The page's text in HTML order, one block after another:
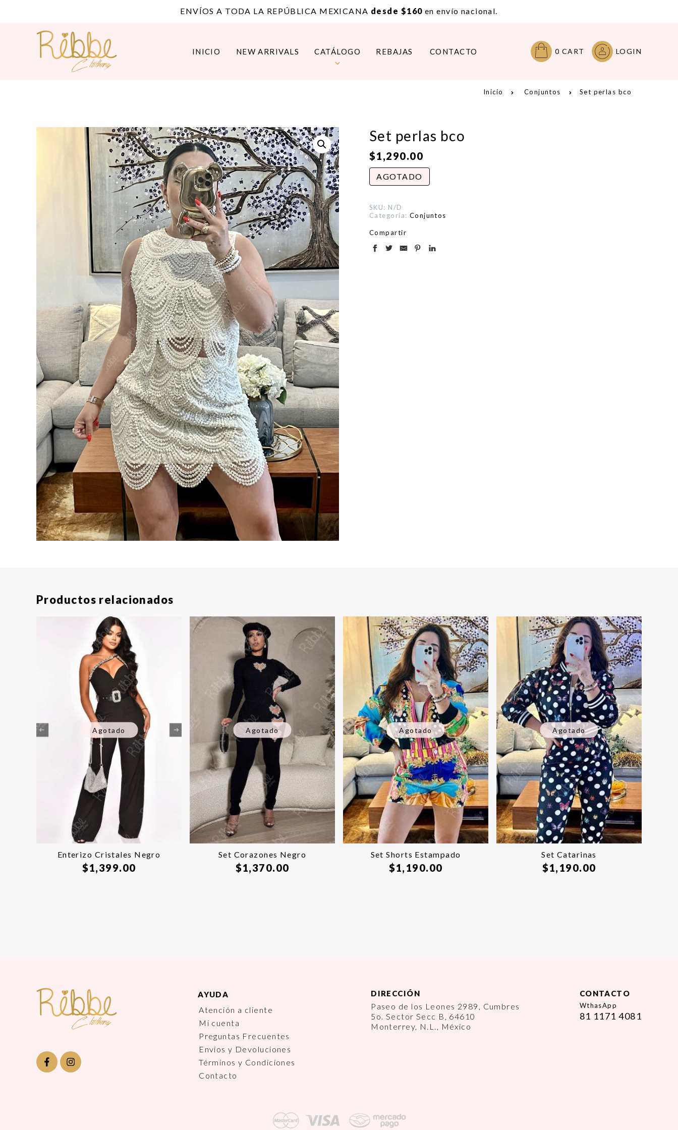
ENVÍOS A TODA LA REPÚBLICA MEXICANA desde $160 en envío nacional.
INICIO NEW ARRIVALS CATÁLOGO REBAJAS CONTACTO 0 CART LOGIN
Inicio Conjuntos Set perlas bco
Set perlas bco
$1,290.00
AGOTADO
SKU: N/D
Categoría: Conjuntos
Compartir
Productos relacionados
Agotado
Enterizo Cristales Negro
$1,399.00
Agotado
Set Corazones Negro
$1,370.00
Agotado
Set Shorts Estampado
$1,190.00
Agotado
Set Catarinas
$1,190.00
AYUDA
Atención a cliente
Mi cuenta
Preguntas Frecuentes
Envíos y Devoluciones
Términos y Condiciones
Contacto
DIRECCIÓN
Paseo de los Leones 2989, Cumbres
5o. Sector Secc B, 64610
Monterrey, N.L., México
CONTACTO
WthasApp
81 1171 4081